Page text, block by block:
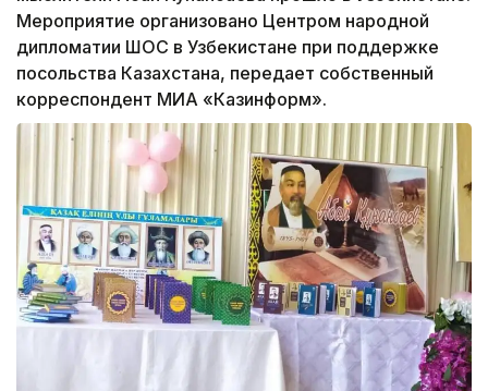
Мероприятие организовано Центром народной
дипломатии ШОС в Узбекистане при поддержке
посольства Казахстана, передает собственный
корреспондент МИА «Казинформ».